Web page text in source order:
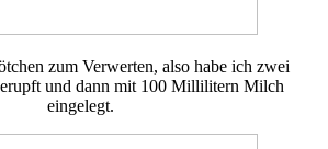
zum Verwerten, also habe ich zwei
und dann mit 100 Millilitern Milch
eingelegt.